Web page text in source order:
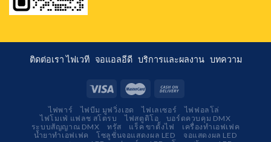
ติดต่อเราไฟเวที จอแอลอีดี บริการและผลงาน บทความ
ไฟพาร์ ไฟบีม มูฟวิ่งเฮด ไฟเลเซอร์
ไฟฟอลโล่
ไฟโมเฟ่ แฟลช สโตรบ
ไฟสตูดิโอ
บอร์ดควบคุม DMX
ระบบสัญญาณ DMX
ทรัส แร็ค ขาตั้งไฟ
เครื่องทำเอฟเฟค
น้ำยาทำเอฟเฟค
โซลูชั่นจอแสดงผล LED
จอแสดงผล LED